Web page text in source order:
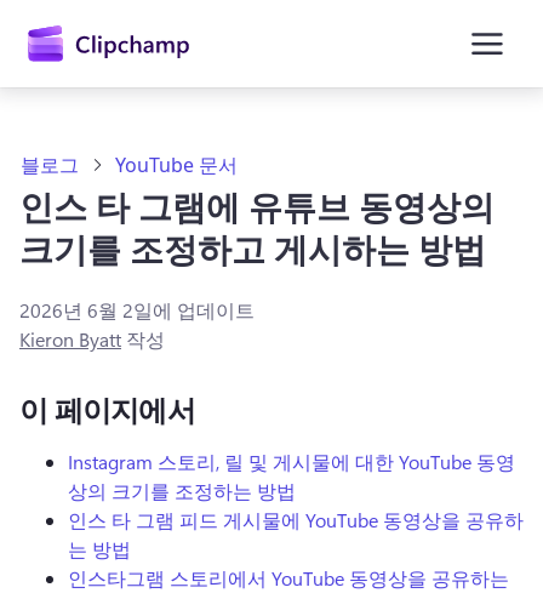
로
로그인
블로그 YouTube 문서
인스 타 그램에 유튜브 동영상의
크기를 조정하고 게시하는 방법
2026년 6월 2일에 업데이트
Kieron Byatt 작성
이 페이지에서
Instagram 스토리, 릴 및 게시물에 대한 YouTube 동영
상의 크기를 조정하는 방법
인스 타 그램 피드 게시물에 YouTube 동영상을 공유하
는 방법
인스타그램 스토리에서 YouTube 동영상을 공유하는